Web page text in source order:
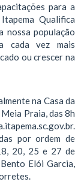
para a
Qualifica
nossa população
cada vez mais
ou crescer na
na Casa da
Praia, das 8h
por ordem de
20, 25 e 27 de
Elói Garcia,